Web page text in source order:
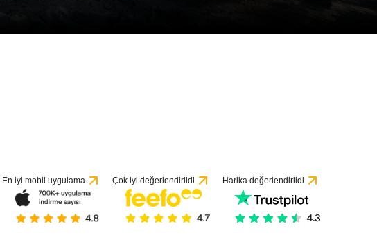
En iyi mobil uygulama Çok iyi değerlendirildi Harika değerlendirildi